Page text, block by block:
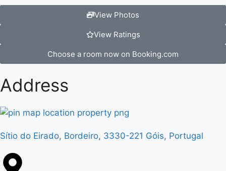
View Photos
View Ratings
Choose a room now on Booking.com
Address
Sítio do Eirado, Bordeiro, 3330-221 Góis, Portugal